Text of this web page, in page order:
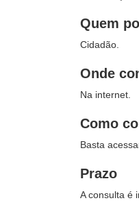
Quem
Cidadão.
Onde
Na internet.
Como
Basta
Prazo
A consulta é